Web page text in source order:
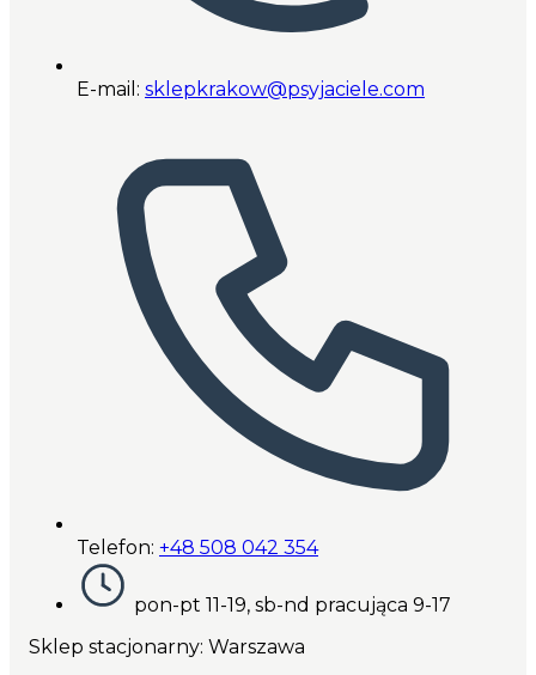
E-mail: sklepkrakow@psyjaciele.com
Telefon: +48 508 042 354
pon-pt 11-19, sb-nd pracująca 9-17
Sklep stacjonarny: Warszawa